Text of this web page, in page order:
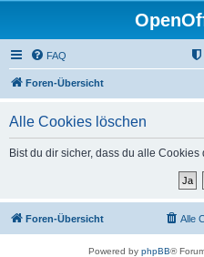
FAQ
Foren-Übersicht
Alle Cookies löschen
Bist du dir sicher, dass du alle
Foren-Übersicht Alle
Powered by phpBB®